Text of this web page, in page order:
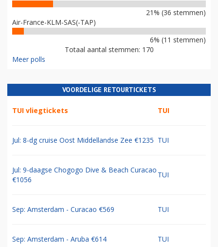
21% (36 stemmen)
Air-France-KLM-SAS(-TAP)
6% (11 stemmen)
Totaal aantal stemmen: 170
Meer polls
VOORDELIGE RETOURTICKETS
TUI vliegtickets TUI
Jul: 8-dg cruise Oost Middellandse Zee €1235 TUI
Jul: 9-daagse Chogogo Dive & Beach Curacao
€1056
TUI
Sep: Amsterdam - Curacao €569 TUI
Sep: Amsterdam - Aruba €614 TUI